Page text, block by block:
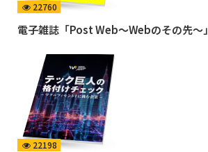
22760
電子雑誌「Post Web〜Webのその先〜」
22198